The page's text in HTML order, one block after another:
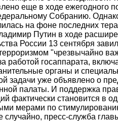
еще в ходе ежегодного
Собранию.
на фоне последних
Путин в ходе
России 13 сентября
"чрезвычайно
работой госаппарата,
органы и
задачи уже объявлено о
палаты. И поддержка
фактически становится в
мерами по
случайно, пресс-служба